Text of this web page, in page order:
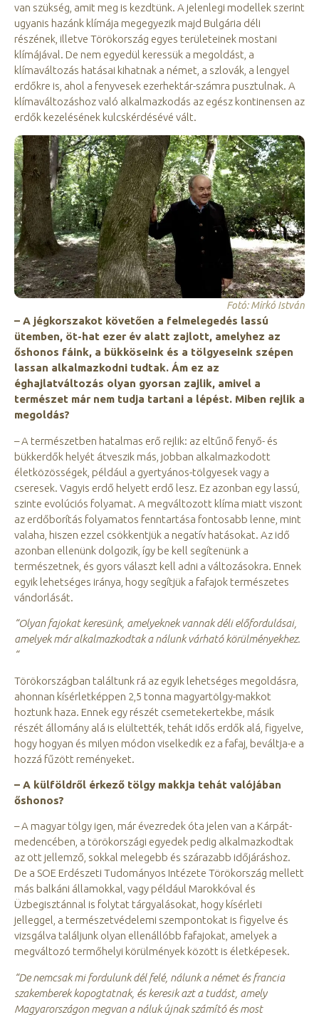
van szükség, amit meg is kezdtünk. A jelenlegi modellek szerint
ugyanis hazánk klímája megegyezik majd Bulgária déli
részének, illetve Törökország egyes területeinek mostani
klímájával. De nem egyedül keressük a megoldást, a
klímaváltozás hatásai kihatnak a német, a szlovák, a lengyel
erdőkre is, ahol a fenyvesek ezerhektár-számra pusztulnak. A
klímaváltozáshoz való alkalmazkodás az egész kontinensen az
erdők kezelésének kulcskérdésévé vált.
Fotó: Mirkó István
– A jégkorszakot követően a felmelegedés lassú
ütemben, öt-hat ezer év alatt zajlott, amelyhez az
őshonos fáink, a bükköseink és a tölgyeseink szépen
lassan alkalmazkodni tudtak. Ám ez az
éghajlatváltozás olyan gyorsan zajlik, amivel a
természet már nem tudja tartani a lépést. Miben rejlik a
megoldás?
– A természetben hatalmas erő rejlik: az eltűnő fenyő- és
bükkerdők helyét átveszik más, jobban alkalmazkodott
életközösségek, például a gyertyános-tölgyesek vagy a
cseresek. Vagyis erdő helyett erdő lesz. Ez azonban egy lassú,
szinte evolúciós folyamat. A megváltozott klíma miatt viszont
az erdőborítás folyamatos fenntartása fontosabb lenne, mint
valaha, hiszen ezzel csökkentjük a negatív hatásokat. Az idő
azonban ellenünk dolgozik, így be kell segítenünk a
természetnek, és gyors választ kell adni a változásokra. Ennek
egyik lehetséges iránya, hogy segítjük a fafajok természetes
vándorlását.
“Olyan fajokat keresünk, amelyeknek vannak déli előfordulásai,
amelyek már alkalmazkodtak a nálunk várható körülményekhez.
“
Törökországban találtunk rá az egyik lehetséges megoldásra,
ahonnan kísérletképpen 2,5 tonna magyartölgy-makkot
hoztunk haza. Ennek egy részét csemetekertekbe, másik
részét állomány alá is elültették, tehát idős erdők alá, figyelve,
hogy hogyan és milyen módon viselkedik ez a fafaj, beváltja-e a
hozzá fűzött reményeket.
– A külföldről érkező tölgy makkja tehát valójában
őshonos?
– A magyar tölgy igen, már évezredek óta jelen van a Kárpát-
medencében, a törökországi egyedek pedig alkalmazkodtak
az ott jellemző, sokkal melegebb és szárazabb időjáráshoz.
De a SOE Erdészeti Tudományos Intézete Törökország mellett
más balkáni államokkal, vagy például Marokkóval és
Üzbegisztánnal is folytat tárgyalásokat, hogy kísérleti
jelleggel, a természetvédelemi szempontokat is figyelve és
vizsgálva találjunk olyan ellenállóbb fafajokat, amelyek a
megváltozó termőhelyi körülmények között is életképesek.
“De nemcsak mi fordulunk dél felé, nálunk a német és francia
szakemberek kopogtatnak, és keresik azt a tudást, amely
Magyarországon megvan a náluk újnak számító és most